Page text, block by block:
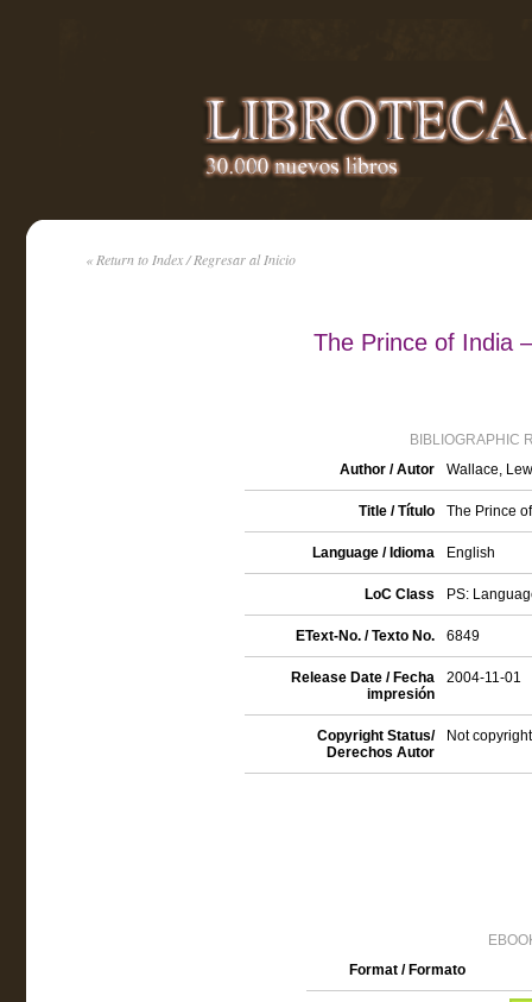
« Return to Index / Regresar al Inicio
The Prince of India
BIBLIOGRAPHIC
Author / Autor
Wallace,
Title / Título The Prince
Language / Idioma English
LoC Class PS:
EText-No. / Texto No. 6849
Release Date / Fecha
impresión
2004-11-01
Copyright Status/
Derechos Autor
Not
Format / Formato